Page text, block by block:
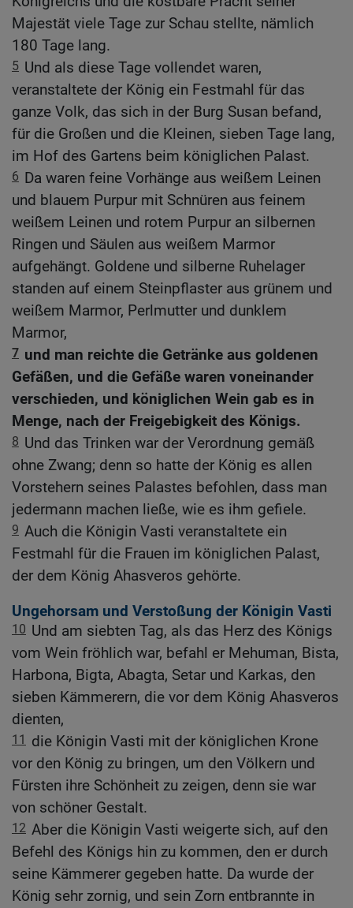
Majestät viele Tage zur Schau stellte, nämlich
180 Tage lang.
5 Und als diese Tage vollendet waren,
veranstaltete der König ein Festmahl für das
ganze Volk, das sich in der Burg Susan befand,
für die Großen und die Kleinen, sieben Tage lang,
im Hof des Gartens beim königlichen Palast.
6 Da waren feine Vorhänge aus weißem Leinen
und blauem Purpur mit Schnüren aus feinem
weißem Leinen und rotem Purpur an silbernen
Ringen und Säulen aus weißem Marmor
aufgehängt. Goldene und silberne Ruhelager
standen auf einem Steinpflaster aus grünem und
weißem Marmor, Perlmutter und dunklem
Marmor,
7 und man reichte die Getränke aus goldenen
Gefäßen, und die Gefäße waren voneinander
verschieden, und königlichen Wein gab es in
Menge, nach der Freigebigkeit des Königs.
8 Und das Trinken war der Verordnung gemäß
ohne Zwang; denn so hatte der König es allen
Vorstehern seines Palastes befohlen, dass man
jedermann machen ließe, wie es ihm gefiele.
9 Auch die Königin Vasti veranstaltete ein
Festmahl für die Frauen im königlichen Palast,
der dem König Ahasveros gehörte.
Ungehorsam und Verstoßung der Königin Vasti
10 Und am siebten Tag, als das Herz des Königs
vom Wein fröhlich war, befahl er Mehuman, Bista,
Harbona, Bigta, Abagta, Setar und Karkas, den
sieben Kämmerern, die vor dem König Ahasveros
dienten,
11
die Königin Vasti mit der königlichen Krone
vor den König zu bringen, um den Völkern und
Fürsten ihre Schönheit zu zeigen, denn sie war
von schöner Gestalt.
12 Aber die Königin Vasti weigerte sich, auf den
Befehl des Königs hin zu kommen, den er durch
seine Kämmerer gegeben hatte. Da wurde der
König sehr zornig, und sein Zorn entbrannte in